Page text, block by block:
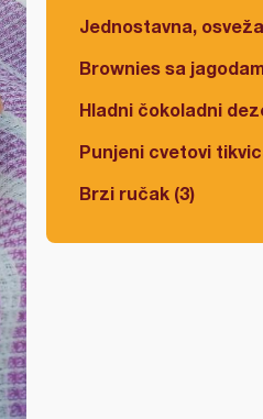
Jednostavna,
Brownies sa
Hladni čokoladni
Punjeni cvetovi
Brzi ručak (3)